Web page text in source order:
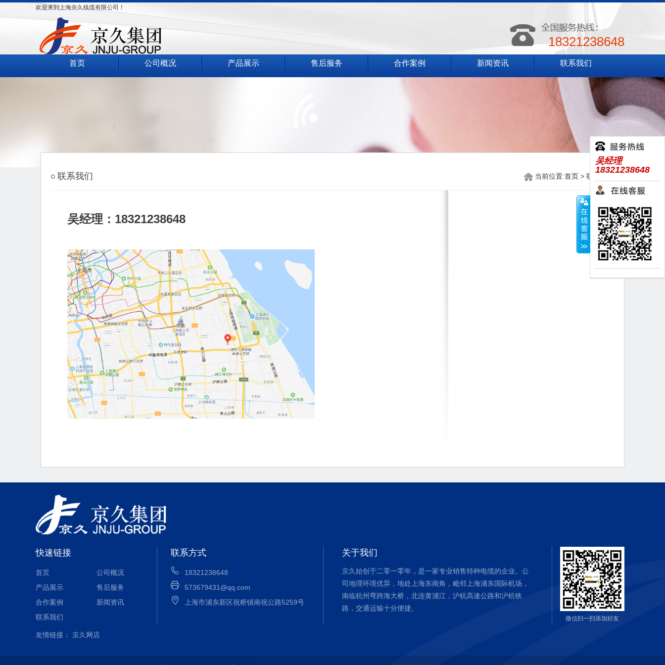
欢迎来到上海京久线缆有限公司！
18321238648
首页 公司概况 产品展示 售后服务 合作案例 新闻资讯 联系我们
联系我们 当前位置:首页 > 联系我们
吴经理：18321238648
快速链接
首页
公司概况
产品展示
售后服务
合作案例
新闻资讯
联系我们
联系方式
18321238648
573679431@qq.com
上海市浦东新区祝桥镇南祝公路5259号
关于我们
京久始创于二零一零年，是一家专业销售特种电缆的企业。公
司地理环境优异，地处上海东南角，毗邻上海浦东国际机场，
南临杭州弯跨海大桥，北连黄浦江，沪杭高速公路和沪杭铁
路，交通运输十分便捷。
微信扫一扫添加好友
友情链接： 京久网店
吴经理
18321238648